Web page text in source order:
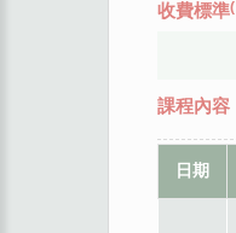
收費標準(
課程內容
日期